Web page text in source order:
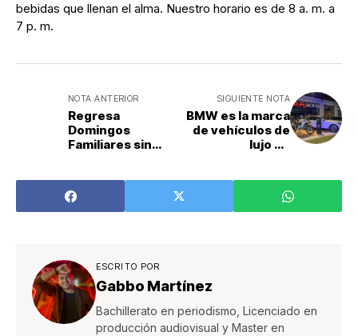
bebidas que llenan el alma. Nuestro horario es de 8 a. m. a
7 p. m.
NOTA ANTERIOR
Regresa
Domingos
Familiares sin
juegos
mecánicos para
mascotas
SIGUIENTE NOTA
BMW es la marca
de vehículos de
lujo de
vendida en Costa
Rica
ESCRITO POR
Gabbo Martínez
Bachillerato en periodismo, Licenciado en
producción audiovisual y Master en